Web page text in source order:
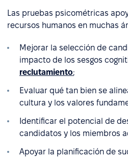
Las pruebas psicométricas
recursos humanos en muchas
Mejorar la selección de
impacto de los sesgos
reclutamiento;
Evaluar qué tan bien se
cultura y los valores
Identificar el potencial de
candidatos y los miembros
Apoyar la planificación de